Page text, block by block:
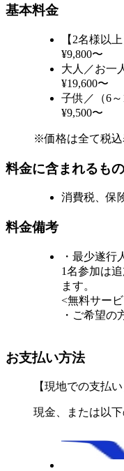
基本料金
【2名様以
¥9,800〜
大人／お一
¥19,600〜
子供／（6～
¥9,500〜
※価格は全て税込
料金に含まれるもの
消費税、保
料金備考
・最少遂行
1名参加は
ます。
<無料サー
・ご希望の
お支払い方法
【現地での支払い
現金、または以